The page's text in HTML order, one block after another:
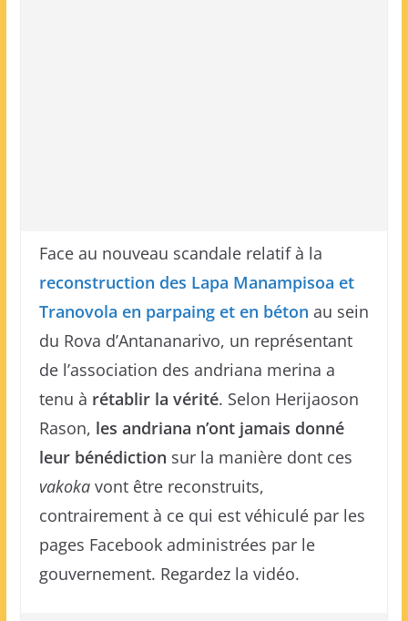
Face au nouveau scandale relatif à la
reconstruction des Lapa Manampisoa et
Tranovola en parpaing et en béton au sein
du Rova d’Antananarivo, un représentant
de l’association des andriana merina a
tenu à rétablir la vérité. Selon Herijaoson
Rason, les andriana n’ont jamais donné
leur bénédiction sur la manière dont ces
vakokavont être reconstruits,
contrairement à ce qui est véhiculé par les
pages Facebook administrées par le
gouvernement. Regardez la vidéo.